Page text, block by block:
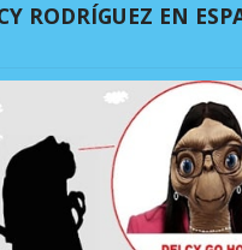
RODRÍGUEZ EN